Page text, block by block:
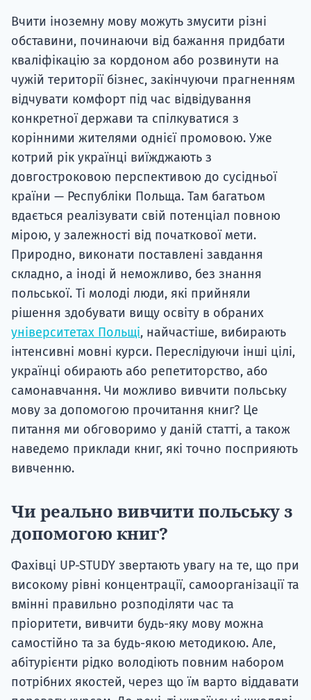
Вчити іноземну мову можуть змусити різні
обставини, починаючи від бажання придбати
кваліфікацію за кордоном або розвинути на
чужій території бізнес, закінчуючи прагненням
відчувати комфорт під час відвідування
конкретної держави та спілкуватися з
корінними жителями однієї промовою. Уже
котрий рік українці виїжджають з
довгостроковою перспективою до сусідньої
країни — Республіки Польща. Там багатьом
вдається реалізувати свій потенціал повною
мірою, у залежності від початкової мети.
Природно, виконати поставлені завдання
складно, а іноді й неможливо, без знання
польської. Ті молоді люди, які прийняли
рішення здобувати вищу освіту в обраних
університетах Польщі, найчастіше, вибирають
інтенсивні мовні курси. Переслідуючи інші цілі,
українці обирають або репетиторство, або
самонавчання. Чи можливо вивчити польську
мову за допомогою прочитання книг? Це
питання ми обговоримо у даній статті, а також
наведемо приклади книг, які точно посприяють
вивченню.
Чи реально вивчити польську з
допомогою книг?
Фахівці UP-STUDY звертають увагу на те, що при
високому рівні концентрації, самоорганізації та
вмінні правильно розподіляти час та
пріоритети, вивчити будь-яку мову можна
самостійно та за будь-якою методикою. Але,
абітурієнти рідко володіють повним набором
потрібних якостей, через що їм варто віддавати